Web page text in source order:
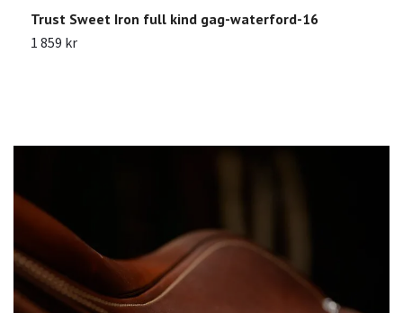
Trust Sweet Iron full kind gag-waterford-16
1 859 kr